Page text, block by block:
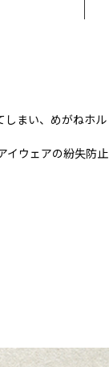
しまい、めがねホル
イウェアの紛失防止